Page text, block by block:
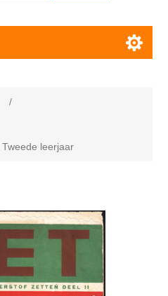
/
leerjaar